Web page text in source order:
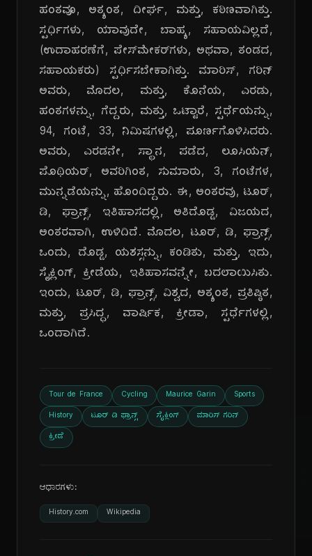
ಹಂತವೂ, ಅತ್ಯಂತ, ದೀರ್ಘ, ಮತ್ತು, ಕಠಿಣವಾಗಿತ್ತು.
ಸ್ಪರ್ಧಿಗಳು, ಯಾವುದೇ, ಬಾಹ್ಯ, ಸಹಾಯವಿಲ್ಲದೆ,
(ಉದಾಹರಣೆಗೆ, ಪೇಸ್‌ಮೇಕರ್‌ಗಳು, ಅಥವಾ, ತಂಡದ,
ಸಹಾಯಕರು) ಸ್ಪರ್ಧಿಸಬೇಕಾಗಿತ್ತು. ಮಾರಿಸ್, ಗರಿನ್
ಅವರು, ಮೊದಲ, ಮತ್ತು, ಕೊನೆಯ, ಎರಡು,
ಹಂತಗಳನ್ನು, ಗೆದ್ದರು, ಮತ್ತು, ಒಟ್ಟಾರೆ, ಸ್ಪರ್ಧೆಯನ್ನು,
94, ಗಂಟೆ, 33, ನಿಮಿಷಗಳಲ್ಲಿ, ಪೂರ್ಣಗೊಳಿಸಿದರು.
ಅವರು, ಎರಡನೇ, ಸ್ಥಾನ, ಪಡೆದ, ಲೂಸಿಯನ್,
ಪೊಥಿಯರ್, ಅವರಿಗಿಂತ, ಸುಮಾರು, 3, ಗಂಟೆಗಳ,
ಮುನ್ನಡೆಯನ್ನು, ಹೊಂದಿದ್ದರು. ಈ, ಅಂತರವು, ಟೂರ್,
ಡಿ, ಫ್ರಾನ್ಸ್, ಇತಿಹಾಸದಲ್ಲಿ, ಅತಿದೊಡ್ಡ, ವಿಜಯದ,
ಅಂತರವಾಗಿ, ಉಳಿದಿದೆ. ಮೊದಲ, ಟೂರ್, ಡಿ, ಫ್ರಾನ್ಸ್,
ಒಂದು, ದೊಡ್ಡ, ಯಶಸ್ಸನ್ನು, ಕಂಡಿತು, ಮತ್ತು, ಇದು,
ಸೈಕ್ಲಿಂಗ್, ಕ್ರೀಡೆಯ, ಇತಿಹಾಸವನ್ನೇ, ಬದಲಾಯಿಸಿತು.
ಇಂದು, ಟೂರ್, ಡಿ, ಫ್ರಾನ್ಸ್, ವಿಶ್ವದ, ಅತ್ಯಂತ, ಪ್ರತಿಷ್ಠಿತ,
ಮತ್ತು, ಪ್ರಸಿದ್ಧ, ವಾರ್ಷಿಕ, ಕ್ರೀಡಾ, ಸ್ಪರ್ಧೆಗಳಲ್ಲಿ,
ಒಂದಾಗಿದೆ.
Tour de France Cycling Maurice Garin Sports
History ಟೂರ್ ಡಿ ಫ್ರಾನ್ಸ್ ಸೈಕ್ಲಿಂಗ್ ಮಾರಿಸ್ ಗರಿನ್
ಕ್ರೀಡೆ
ಆಧಾರಗಳು:
History.com Wikipedia